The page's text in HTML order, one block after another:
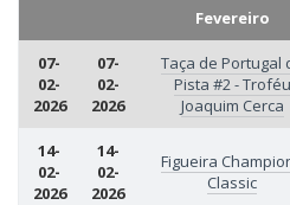
Fevereiro
07-
02-
2026
07-
02-
2026
Taça de Portugal
Pista #2 - Troféu
Joaquim Cerca
14-
02-
2026
14-
02-
2026
Figueira
Classic